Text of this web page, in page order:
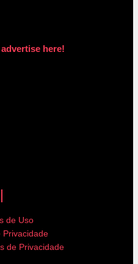
advertise here!
de Uso
Privacidade
de Privacidade